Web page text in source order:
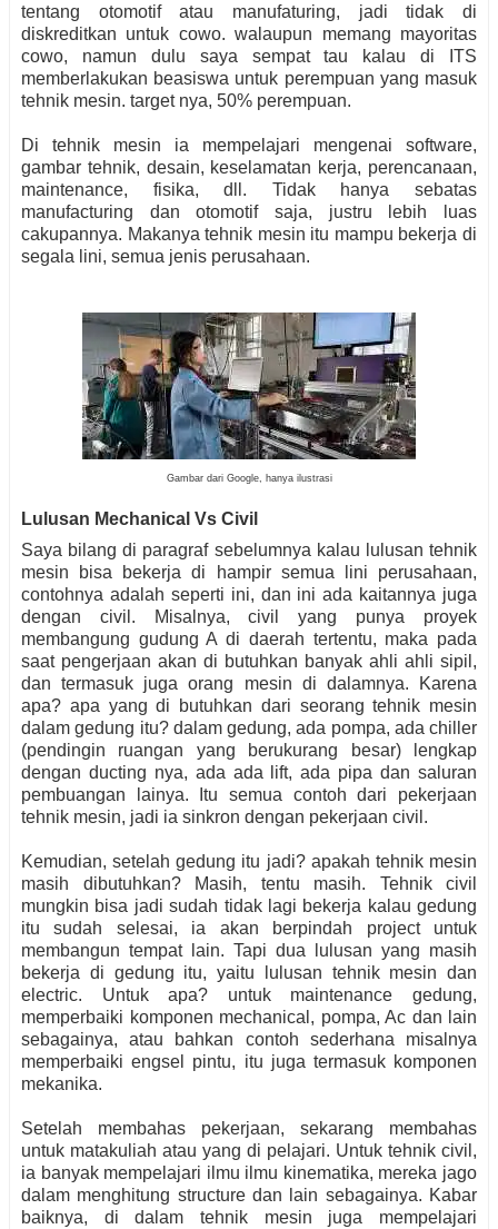
tentang otomotif atau manufaturing, jadi tidak di
diskreditkan untuk cowo. walaupun memang mayoritas
cowo, namun dulu saya sempat tau kalau di ITS
memberlakukan beasiswa untuk perempuan yang masuk
tehnik mesin. target nya, 50% perempuan.
Di tehnik mesin ia mempelajari mengenai software,
gambar tehnik, desain, keselamatan kerja, perencanaan,
maintenance, fisika, dll. Tidak hanya sebatas
manufacturing dan otomotif saja, justru lebih luas
cakupannya. Makanya tehnik mesin itu mampu bekerja di
segala lini, semua jenis perusahaan.
Gambar dari Google, hanya ilustrasi
Lulusan Mechanical Vs Civil
Saya bilang di paragraf sebelumnya kalau lulusan tehnik
mesin bisa bekerja di hampir semua lini perusahaan,
contohnya adalah seperti ini, dan ini ada kaitannya juga
dengan civil. Misalnya, civil yang punya proyek
membangung gudung A di daerah tertentu, maka pada
saat pengerjaan akan di butuhkan banyak ahli ahli sipil,
dan termasuk juga orang mesin di dalamnya. Karena
apa? apa yang di butuhkan dari seorang tehnik mesin
dalam gedung itu? dalam gedung, ada pompa, ada chiller
(pendingin ruangan yang berukurang besar) lengkap
dengan ducting nya, ada ada lift, ada pipa dan saluran
pembuangan lainya. Itu semua contoh dari pekerjaan
tehnik mesin, jadi ia sinkron dengan pekerjaan civil.
Kemudian, setelah gedung itu jadi? apakah tehnik mesin
masih dibutuhkan? Masih, tentu masih. Tehnik civil
mungkin bisa jadi sudah tidak lagi bekerja kalau gedung
itu sudah selesai, ia akan berpindah project untuk
membangun tempat lain. Tapi dua lulusan yang masih
bekerja di gedung itu, yaitu lulusan tehnik mesin dan
electric. Untuk apa? untuk maintenance gedung,
memperbaiki komponen mechanical, pompa, Ac dan lain
sebagainya, atau bahkan contoh sederhana misalnya
memperbaiki engsel pintu, itu juga termasuk komponen
mekanika.
Setelah membahas pekerjaan, sekarang membahas
untuk matakuliah atau yang di pelajari. Untuk tehnik civil,
ia banyak mempelajari ilmu ilmu kinematika, mereka jago
dalam menghitung structure dan lain sebagainya. Kabar
baiknya, di dalam tehnik mesin juga mempelajari